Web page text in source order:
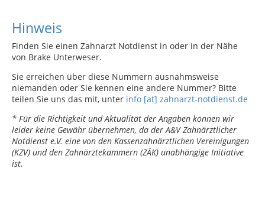
Hinweis
Finden Sie einen Zahnarzt Notdienst in oder in der Nähe
von Brake Unterweser.
Sie erreichen über diese Nummern ausnahmsweise
niemanden oder Sie kennen eine andere Nummer? Bitte
teilen Sie uns das mit, unter info [at] zahnarzt-notdienst.de
* Für die Richtigkeit und Aktualität der Angaben können wir
leider keine Gewähr übernehmen, da der A&V Zahnärztlicher
Notdienst e.V. eine von den Kassenzahnärztlichen Vereinigungen
(KZV) und den Zahnärztekammern (ZÄK) unabhängige Initiative
ist.